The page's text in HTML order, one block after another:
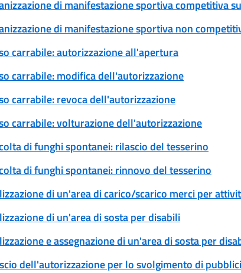
di manifestazione sportiva competitiva
di manifestazione sportiva non
carrabile: autorizzazione all'apertura
carrabile: modifica dell'autorizzazione
carrabile: revoca dell'autorizzazione
carrabile: volturazione dell'autorizzazione
di funghi spontanei: rilascio del tesserino
di funghi spontanei: rinnovo del tesserino
di un'area di carico/scarico merci per
di un'area di sosta per disabili
e assegnazione di un'area di sosta per
dell'autorizzazione per lo svolgimento di